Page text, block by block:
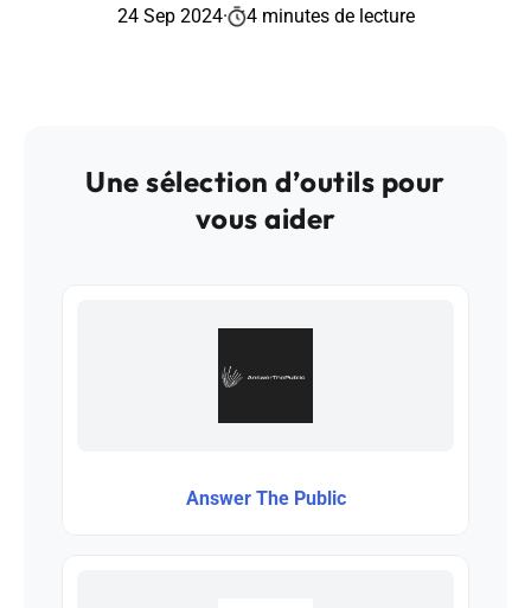
24 Sep 2024· 4 minutes de lecture
Une sélection d’outils pour
vous aider
Answer The Public